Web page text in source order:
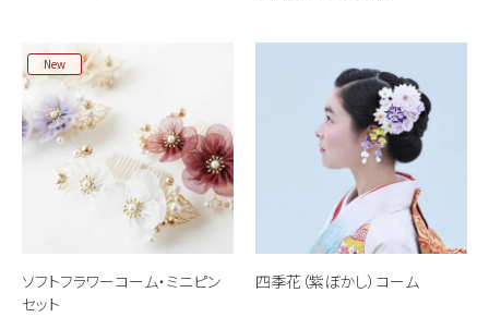
ソフトフラワーコーム・ミニピン
セット
New
四季花（紫ぼかし）コーム